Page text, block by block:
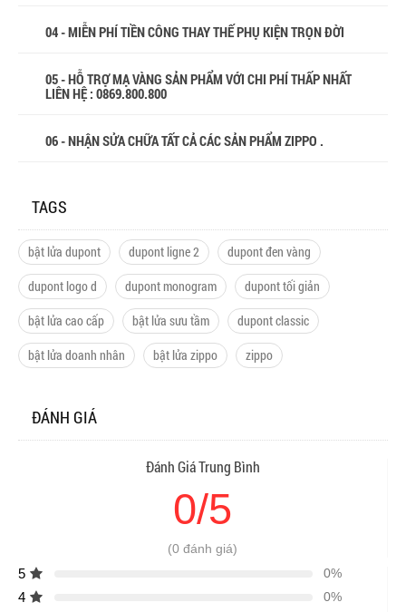
04 - MIỄN PHÍ TIỀN CÔNG THAY THẾ PHỤ KIỆN TRỌN ĐỜI
05 - HỖ TRỢ MẠ VÀNG SẢN PHẨM VỚI CHI PHÍ THẤP NHẤT
LIÊN HỆ : 0869.800.800
06 - NHẬN SỬA CHỮA TẤT CẢ CÁC SẢN PHẨM ZIPPO .
TAGS
bật lửa dupont dupont ligne 2
dupont đen vàng
dupont logo d
dupont monogram
dupont tối giản
bật lửa cao cấp
bật lửa sưu tầm
dupont classic
bật lửa doanh nhân
bật lửa zippo zippo
ĐÁNH GIÁ
Đánh Giá Trung Bình
0/5
(0 đánh giá)
5 0%
4 0%